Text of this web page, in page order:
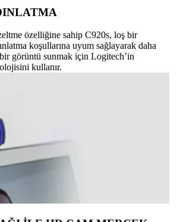
özelliğine sahip C920s, loş bir
koşullarına uyum sağlayarak daha
bir görüntü sunmak için Logitech’in
kullanır.